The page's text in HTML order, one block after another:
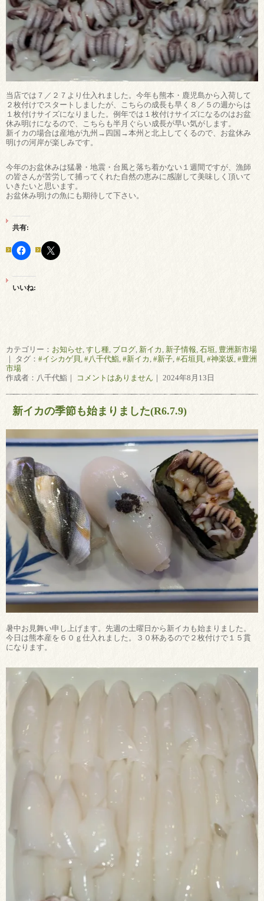
当店では７／２７より仕入れました。今年も熊本・鹿児島から入荷して
２枚付けでスタートしましたが、こちらの成長も早く８／５の週からは
１枚付けサイズになりました。例年では１枚付けサイズになるのはお盆
休み明けになるので、こちらも半月ぐらい成長が早い気がします。
新イカの場合は産地が九州→四国→本州と北上してくるので、お盆休み
明けの河岸が楽しみです。
今年のお盆休みは猛暑・地震・台風と落ち着かない１週間ですが、漁師
の皆さんが苦労して捕ってくれた自然の恵みに感謝して美味しく頂いて
いきたいと思います。
お盆休み明けの魚にも期待して下さい。
共有:
いいね:
カテゴリー： お知らせ すし種 ブログ 新イカ 新子情報 石垣 豊洲新市場
｜ タグ： #イシカゲ貝 #八千代鮨 #新イカ #新子 #石垣貝 #神楽坂 #豊洲
市場
作成者：八千代鮨｜
コメントはありません ｜ 2024年8月13日
新イカの季節も始まりました(R6.7.9)
暑中お見舞い申し上げます。先週の土曜日から新イカも始まりました。
今日は熊本産を６０ｇ仕入れました。３０杯あるので２枚付けで１５貫
になります。